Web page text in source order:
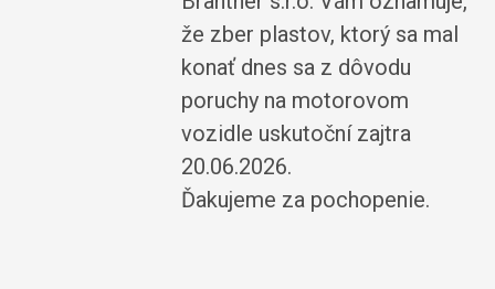
že zber plastov, ktorý sa mal
konať dnes sa z dôvodu
poruchy na motorovom
vozidle uskutoční zajtra
20.06.2026.
Ďakujeme za pochopenie.